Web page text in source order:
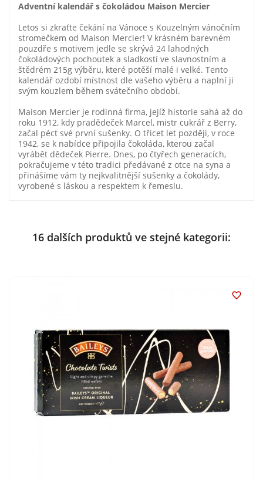
Adventní kalendář s čokoládou Maison Mercier
Letos si zkraťte čekání na Vánoce s Kouzelným vánočním
stromečkem od Maison Mercier! V krásném barevném
pouzdře s motivem jedle se skrývá 24 lahodných
čokoládových pochoutek a sladkostí ve slavnostním a
štědrém 215g výběru, které potěší malé i velké. Tento
kalendář ozdobí místnost dle vašeho výběru a naplní ji
svým kouzlem během svátečního období.
Maison Mercier je rodinná firma, jejíž historie sahá až do
roku 1912, kdy pradědeček Marcel, mistr cukrář z Berry,
začal péct své první sušenky. O třicet let později, v roce
1942, se k nabídce připojila čokoláda, kterou začal
vyrábět dědeček Pierre. Dnes, po čtyřech generacích,
pokračujeme v této tradici předávané z otce na syna a
přinášíme vám ty nejkvalitnější sušenky a čokolády,
vyrobené s láskou a respektem k řemeslu.
16 dalších produktů ve stejné kategorii:
